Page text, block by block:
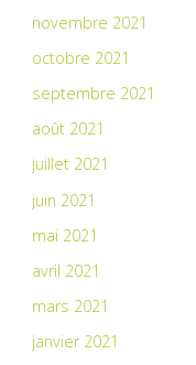
novembre 2021
octobre 2021
septembre 2021
août 2021
juillet 2021
juin 2021
mai 2021
avril 2021
mars 2021
janvier 2021